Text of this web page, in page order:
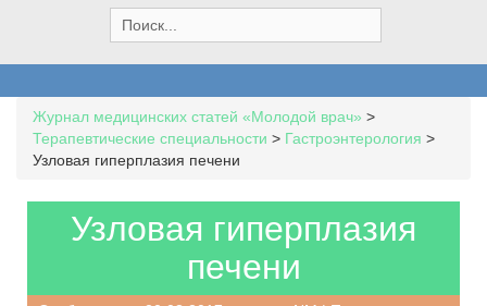
e
a
h
f
o
Журнал медицинских статей «Молодой врач» >
Терапевтические специальности > Гастроэнтерология >
Узловая гиперплазия печени
Узловая гиперплазия
печени